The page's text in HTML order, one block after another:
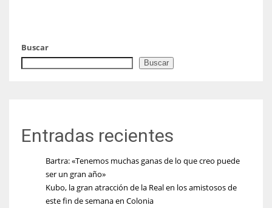
Buscar
Buscar
Entradas recientes
Bartra: «Tenemos muchas ganas de lo que creo puede
ser un gran año»
Kubo, la gran atracción de la Real en los amistosos de
este fin de semana en Colonia